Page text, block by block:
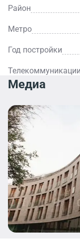
Район
Метро
Год постройки
Телекоммуникации
Медиа